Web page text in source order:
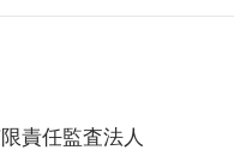
責任監査法人